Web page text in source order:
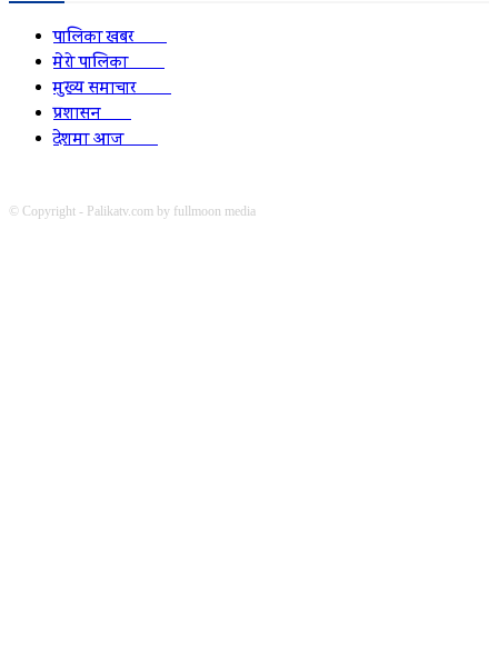
पालिका खबर2152
मेरो पालिका2078
मुख्य समाचार2010
प्रशासन1341
देशमा आज1278
© Copyright - Palikatv.com by fullmoon media